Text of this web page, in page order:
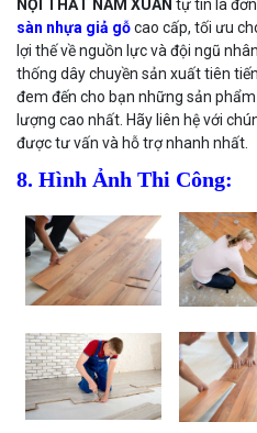
NỘI THẤT NAM XUÂN tự tin là
sàn nhựa giả gỗcao cấp, tối ưu
lợi thế về nguồn lực và đội ngũ
thống dây chuyền sản xuất tiên
đem đến cho bạn những sản phẩm
lượng cao nhất. Hãy liên hệ với
được tư vấn và hỗ trợ nhanh nhất.
8. Hình Ảnh Thi Công: